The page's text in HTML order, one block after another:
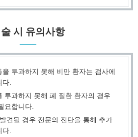
시 유의사항
을 투과하지 못해 비만 환자는 검사에
.
투과하지 못해 폐 질환 환자의 경우
요합니다.
견될 경우 전문의 진단을 통해 추가
.